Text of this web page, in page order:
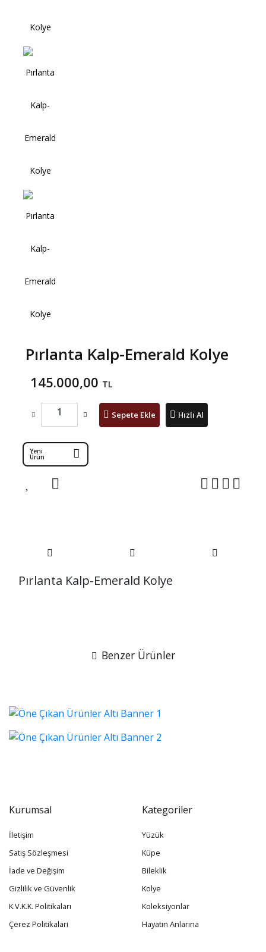
Pırlanta Kalp-Emerald Kolye
145.000,00 TL
Sepete Ekle Hızlı Al
Yeni
Ürün
Pırlanta Kalp-Emerald Kolye
Benzer Ürünler
Kurumsal
İletişim
Satış Sözleşmesi
İade ve Değişim
Gizlilik ve Güvenlik
K.V.K.K. Politikaları
Çerez Politikaları
Kategoriler
Yüzük
Küpe
Bileklik
Kolye
Koleksiyonlar
Hayatın Anlarına